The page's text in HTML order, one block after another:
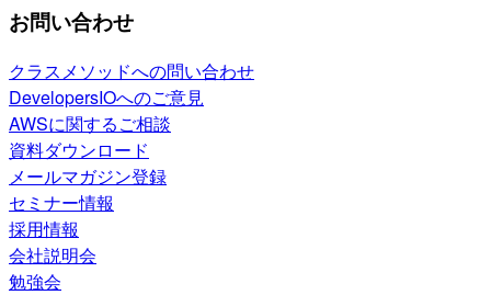
お問い合わせ
クラスメソッドへの問い合わせ
DevelopersIOへのご意見
AWSに関するご相談
資料ダウンロード
メールマガジン登録
セミナー情報
採用情報
会社説明会
勉強会